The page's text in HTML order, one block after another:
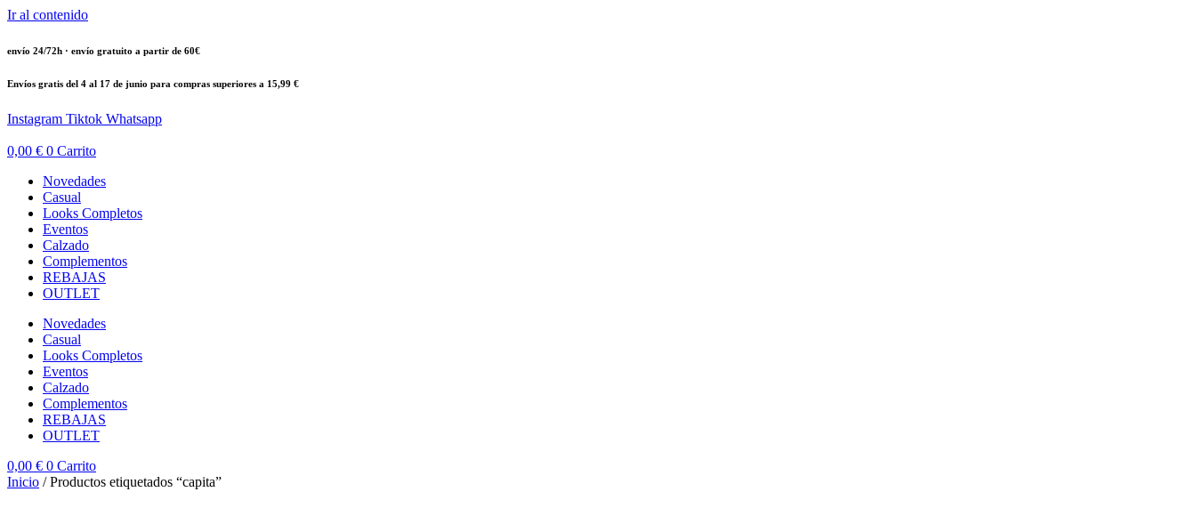
Ir al contenido
envío 24/72h · envío gratuito a partir de 60€
Envíos gratis del 4 al 17 de junio para compras superiores a 15,99 €
Instagram Tiktok Whatsapp
0,00 € 0 Carrito
Novedades
Casual
Looks Completos
Eventos
Calzado
Complementos
REBAJAS
OUTLET
Novedades
Casual
Looks Completos
Eventos
Calzado
Complementos
REBAJAS
OUTLET
0,00 € 0 Carrito
Inicio / Productos etiquetados “capita”